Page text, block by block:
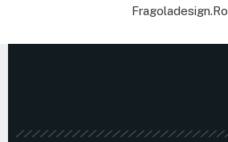
Fragoladesign.ro